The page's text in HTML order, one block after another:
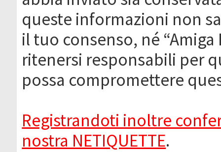
queste informazioni non
il tuo consenso, né
ritenersi responsabili per
possa compromettere
Registrandoti inoltre
nostra NETIQUETTE.